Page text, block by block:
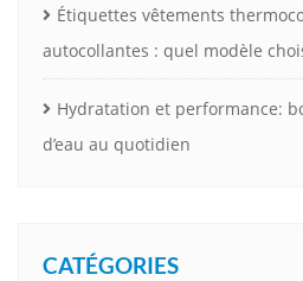
Étiquettes vêtements
autocollantes : quel modèle
Hydratation et performance:
d’eau au quotidien
CATÉGORIES